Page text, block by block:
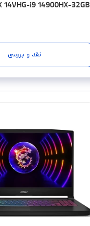
14VHG-i9 14900HX-32GB
SSD-RTX4080-4K 120Hz
نقد و بررسی